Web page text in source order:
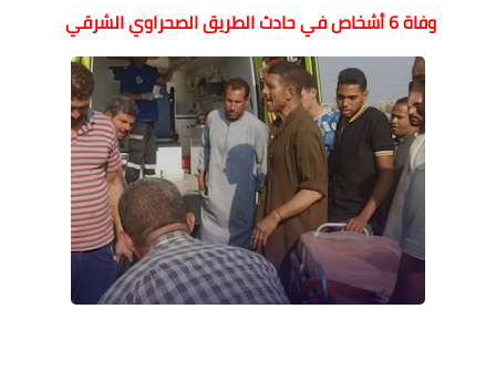
وفاة 6 أشخاص في حادث الطريق الصحراوي الشرقي